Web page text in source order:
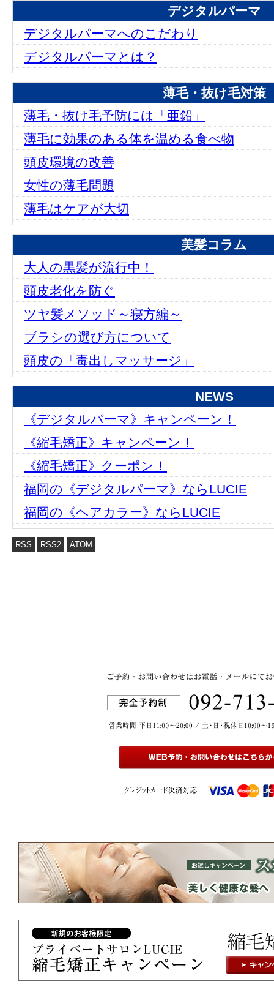
デジタルパーマ
デジタルパーマへのこだわり
デジタルパーマとは？
薄毛・抜け毛対策
薄毛・抜け毛予防には「亜鉛」
薄毛に効果のある体を温める食べ物
頭皮環境の改善
女性の薄毛問題
薄毛はケアが大切
美髪コラム
大人の黒髪が流行中！
頭皮老化を防ぐ
ツヤ髪メソッド～寝方編～
ブラシの選び方について
頭皮の「毒出しマッサージ」
NEWS
《デジタルパーマ》キャンペーン！
《縮毛矯正》キャンペーン！
《縮毛矯正》クーポン！
福岡の《デジタルパーマ》ならLUCIE
福岡の《ヘアカラー》ならLUCIE
RSS RSS2 ATOM